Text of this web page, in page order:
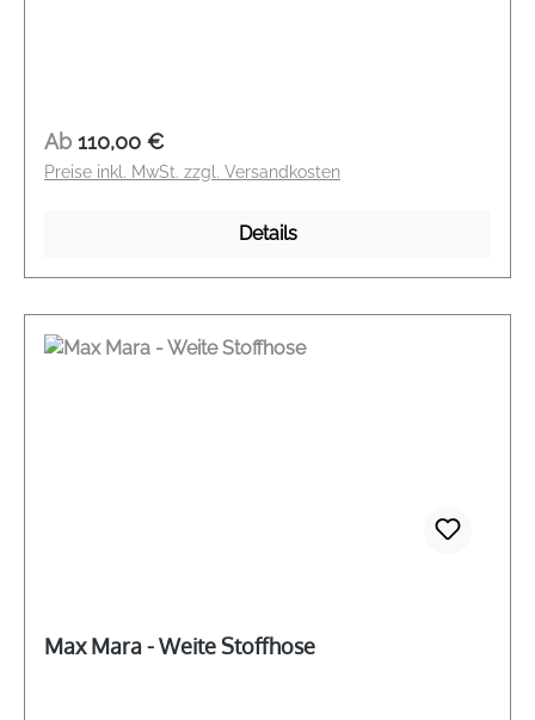
Regulärer Preis:
Ab 110,00 €
Preise inkl. MwSt. zzgl. Versandkosten
Details
Max Mara - Weite Stoffhose